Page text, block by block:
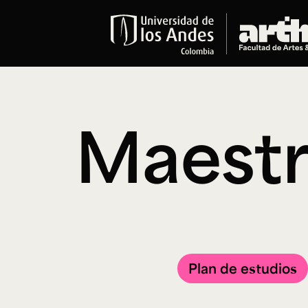
Historia del Arte
Narrativas Digitales
Cursos libres y de extensión
Plan de estudios